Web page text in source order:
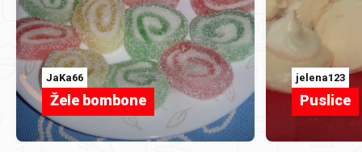
JaKa66
Žele bombone
jelena123
Puslice